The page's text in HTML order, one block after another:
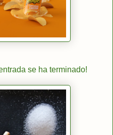
se ha terminado!